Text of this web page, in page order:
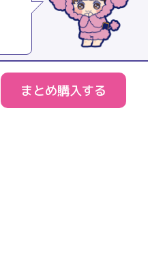
まとめ購入する
よくあるご質問